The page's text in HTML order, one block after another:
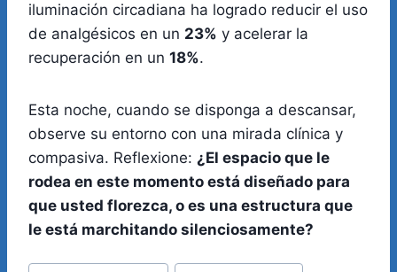
iluminación circadiana ha logrado reducir el uso
de analgésicos en un 23% y acelerar la
recuperación en un 18%.
Esta noche, cuando se disponga a descansar,
observe su entorno con una mirada clínica y
compasiva. Reflexione: ¿El espacio que le
rodea en este momento está diseñado para
que usted florezca, o es una estructura que
le está marchitando silenciosamente?
Etiquetas